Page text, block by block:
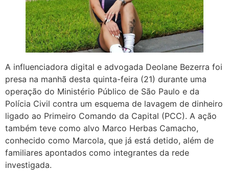
A influenciadora digital e advogada Deolane Bezerra foi
presa na manhã desta quinta-feira (21) durante uma
operação do Ministério Público de São Paulo e da
Polícia Civil contra um esquema de lavagem de dinheiro
ligado ao Primeiro Comando da Capital (PCC). A ação
também teve como alvo Marco Herbas Camacho,
conhecido como Marcola, que já está detido, além de
familiares apontados como integrantes da rede
investigada.